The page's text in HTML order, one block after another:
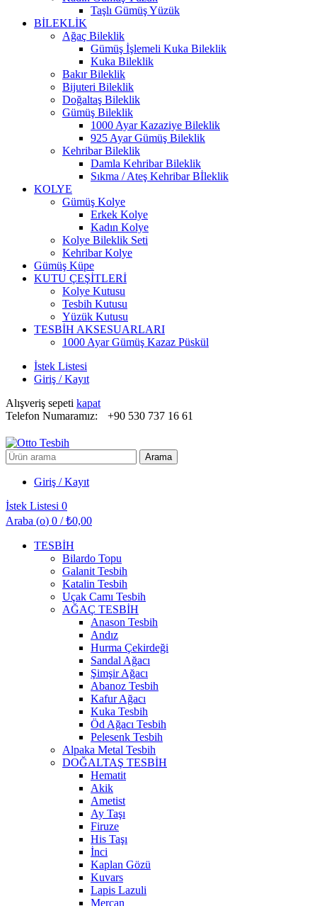
Taşlı Gümüş Yüzük
BİLEKLİK
Ağaç Bileklik
Gümüş İşlemeli Kuka Bileklik
Kuka Bileklik
Bakır Bileklik
Bijuteri Bileklik
Doğaltaş Bileklik
Gümüş Bileklik
1000 Ayar Kazaziye Bileklik
925 Ayar Gümüş Bileklik
Kehribar Bileklik
Damla Kehribar Bileklik
Sıkma / Ateş Kehribar Bİleklik
KOLYE
Gümüş Kolye
Erkek Kolye
Kadın Kolye
Kolye Bileklik Seti
Kehribar Kolye
Gümüş Küpe
KUTU ÇEŞİTLERİ
Kolye Kutusu
Tesbih Kutusu
Yüzük Kutusu
TESBİH AKSESUARLARI
1000 Ayar Gümüş Kazaz Püskül
İstek Listesi
Giriş / Kayıt
Alışveriş sepeti kapat
Telefon Numaramız:
+90 530 737 16 61
Arayın: Arama
Giriş / Kayıt
İstek Listesi 0
Araba (o) 0 / ₺0,00
TESBİH
Bilardo Topu
Galanit Tesbih
Katalin Tesbih
Uçak Camı Tesbih
AĞAÇ TESBİH
Anason Tesbih
Andız
Hurma Çekirdeği
Sandal Ağacı
Şimşir Ağacı
Abanoz Tesbih
Kafur Ağacı
Kuka Tesbih
Öd Ağacı Tesbih
Pelesenk Tesbih
Alpaka Metal Tesbih
DOĞALTAŞ TESBİH
Hematit
Akik
Ametist
Ay Taşı
Firuze
His Taşı
İnci
Kaplan Gözü
Kuvars
Lapis Lazuli
Mercan